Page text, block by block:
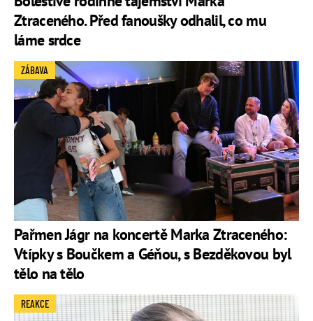
Ztraceného. Před fanoušky odhalil, co mu
láme srdce
Pařmen Jágr na koncertě Marka Ztraceného:
Vtípky s Boučkem a Géňou, s Bezděkovou byl
tělo na tělo
ZÁBAVA
REAKCE